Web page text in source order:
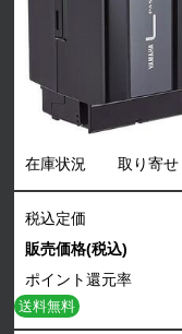
在庫状況 取り寄せ
税込定価
販売価格(税込)
ポイント還元率
送料無料